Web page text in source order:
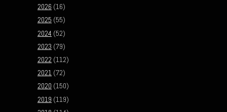
2026 (16)
2025 (55)
2024 (52)
2023 (79)
2022 (112)
2021 (72)
2020 (150)
2019 (119)